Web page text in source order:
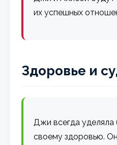
их успешных
Здоровье и
Джи всегда
своему здоровью.